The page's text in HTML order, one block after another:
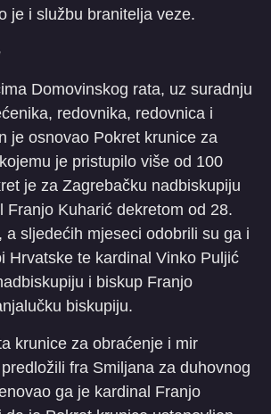
je i službu branitelja veze.
Domovinskog rata, uz suradnju
redovnika, redovnica i
je osnovao Pokret krunice za
je pristupilo više od 100
je za Zagrebačku nadbiskupiju
Franjo Kuharić dekretom od 28.
a sljedećih mjeseci odobrili su ga i
Hrvatske te kardinal Vinko Puljić
i biskup Franjo
biskupiju.
krunice za obraćenje i mir
fra Smiljana za duhovnog
ga je kardinal Franjo